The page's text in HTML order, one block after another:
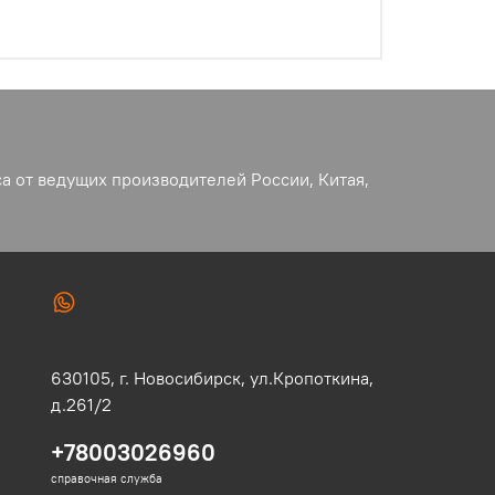
от ведущих производителей России, Китая,
630105, г. Новосибирск, ул.Кропоткина,
д.261/2
+78003026960
справочная служба